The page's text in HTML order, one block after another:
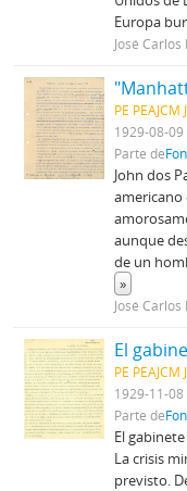
Europa
José
PE
1929-08-09
Parte de
John dos
americano
aunque
de un
»
José
PE
1929-11-08
Parte de
El
La crisis
previsto.